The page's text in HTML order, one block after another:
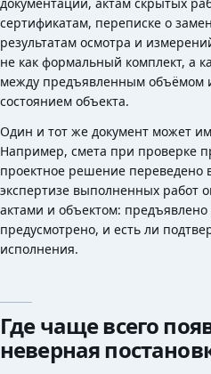
сертификатам, переписке о
результатам осмотра и
не как формальный комплект, а
между предъявленным объёмом
состоянием объекта.
Один и тот же документ может
Например, смета при проверке
проектное решение переведено
экспертизе выполненных работ
актами и объектом:
предусмотрено, и есть ли
исполнения.
Где чаще всего
неверная